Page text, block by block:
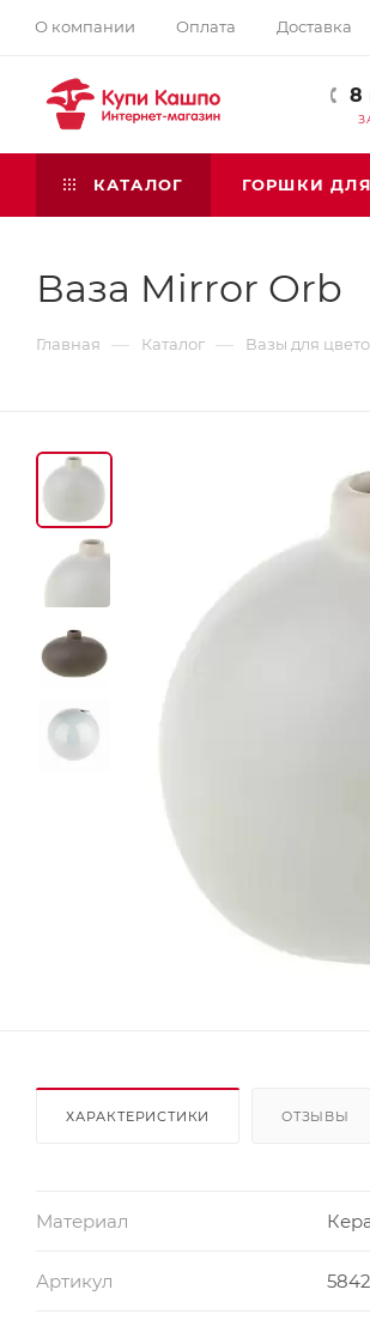
О компании Оплата Доставка
8
КАТАЛОГ ГОРШКИ
Ваза Mirror Orb
Главная — Каталог — Вазы для
ХАРАКТЕРИСТИКИ ОТЗЫВЫ
Материал
Артикул